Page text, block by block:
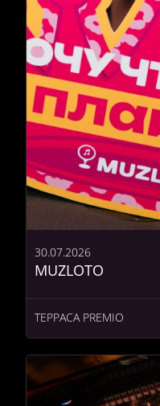
MUZLOTO
30.07.2026
ТЕРРАСА PREMIO